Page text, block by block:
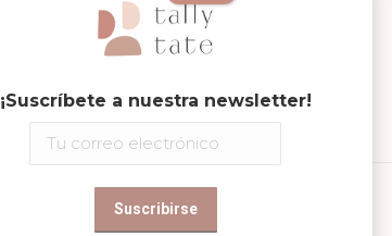
Compartir en
Share
on
Facebook
on
WhatsApp
Share
on
Pinterest
¡Suscríbete a nuestra newsletter!